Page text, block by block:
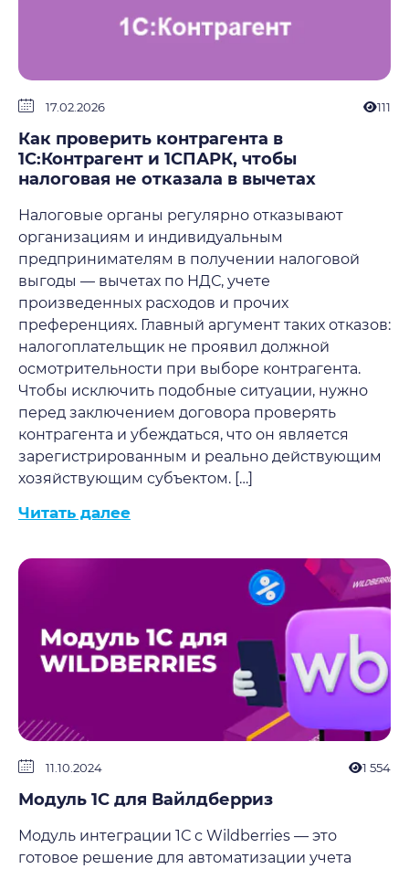
17.02.2026 111
Как проверить контрагента в
1С:Контрагент и 1СПАРК, чтобы
налоговая не отказала в вычетах
Налоговые органы регулярно отказывают
организациям и индивидуальным
предпринимателям в получении налоговой
выгоды — вычетах по НДС, учете
произведенных расходов и прочих
преференциях. Главный аргумент таких отказов:
налогоплательщик не проявил должной
осмотрительности при выборе контрагента.
Чтобы исключить подобные ситуации, нужно
перед заключением договора проверять
контрагента и убеждаться, что он является
зарегистрированным и реально действующим
хозяйствующим субъектом. […]
Читать далее
11.10.2024 1 554
Модуль 1С для Вайлдберриз
Модуль интеграции 1С с Wildberries — это
готовое решение для автоматизации учета